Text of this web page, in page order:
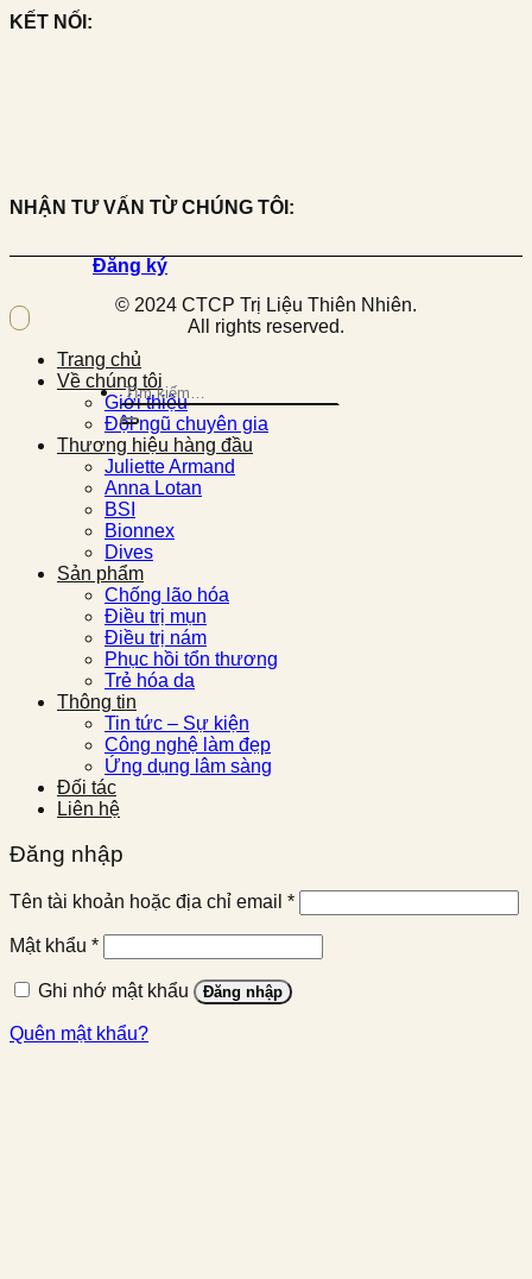
KẾT NỐI:
NHẬN TƯ VẤN TỪ CHÚNG TÔI:
Đăng ký
© 2024 CTCP Trị Liệu Thiên Nhiên.
All rights reserved.
Tìm
kiếm:
Trang chủ
Về chúng tôi
Giới thiệu
Đội ngũ chuyên gia
Thương hiệu hàng đầu
Juliette Armand
Anna Lotan
BSI
Bionnex
Dives
Sản phẩm
Chống lão hóa
Điều trị mụn
Điều trị nám
Phục hồi tổn thương
Trẻ hóa da
Thông tin
Tin tức – Sự kiện
Công nghệ làm đẹp
Ứng dụng lâm sàng
Đối tác
Liên hệ
Đăng nhập
Tên tài khoản hoặc địa chỉ email *Bắt
buộc
Mật khẩu *Bắt
buộc
Ghi nhớ mật khẩu
Đăng nhập
Quên mật khẩu?